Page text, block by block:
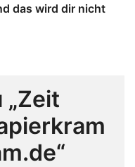
das wird dir nicht
Zeit
“